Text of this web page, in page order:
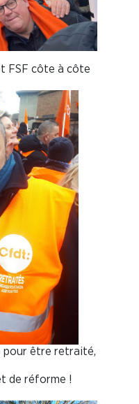
FSF côte à côte
pour être retraité,
de réforme !